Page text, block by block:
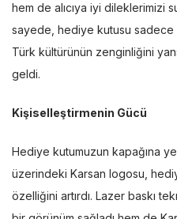
hem de alıcıya iyi dileklerimizi
sayede, hediye kutusu sadece
Türk kültürünün zenginliğini
geldi.
Kişiselleştirmenin Gücü
Hediye kutumuzun kapağına
üzerindeki Karsan logosu,
özelliğini artırdı. Lazer baskı